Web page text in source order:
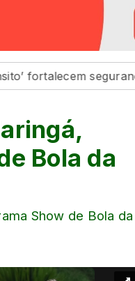
segurança de
Bola da
Show de Bola da